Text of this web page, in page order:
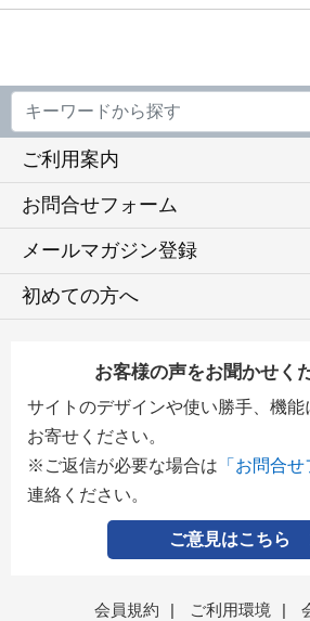
ご利用案内
お問合せフォーム
メールマガジン登録
初めての方へ
お客様の声をお聞かせく
サイトのデザインや使い勝手、機能
お寄せください。
※ご返信が必要な場合は 「お問合せ
連絡ください。
ご意見はこちら
会員規約 | ご利用環境 |